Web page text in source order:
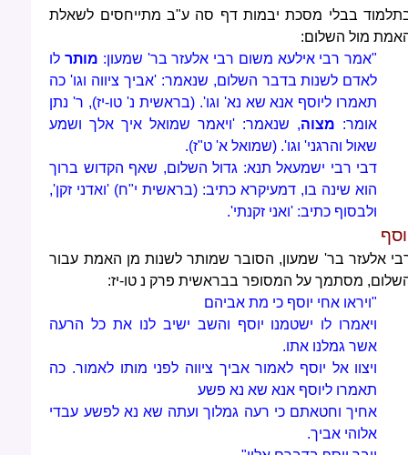
בבלי מסכת יבמות דף סה ע"ב מתייחסים לשאלת
מול השלום:
"אמר רבי אילעא משום רבי אלעזר בר' שמעון: מותרלו
לאדם לשנות בדבר השלום, שנאמר: 'אביך ציווה וגו' כה
תאמרו ליוסף אנא שא נא' וגו'. (בראשית נ' טו-יז), ר' נתן
אומר: מצוה, שנאמר: 'ויאמר שמואל איך אלך ושמע
שאול והרגני' וגו'. (שמואל א' ט"ז).
דבי רבי ישמעאל תנא: גדול השלום, שאף הקדוש ברוך
הוא שינה בו, דמעיקרא כתיב: (בראשית י"ח) 'ואדני זקן',
ולבסוף כתיב: 'ואני זקנתי'.
אלעזר בר' שמעון, הסובר שמותר לשנות מן האמת עבור
מסתמך על המסופר בבראשית פרק נ טו-יז:
"ויראו אחי יוסף כי מת אביהם
ויאמרו לו ישטמנו יוסף והשב ישיב לנו את כל הרעה
אשר גמלנו אתו.
ויצוו אל יוסף לאמור אביך ציווה לפני מותו לאמור. כה
תאמרו ליוסף אנא שא נא פשע
אחיך וחטאתם כי רעה גמלוך ועתה שא נא לפשע עבדי
אלוהי אביך.